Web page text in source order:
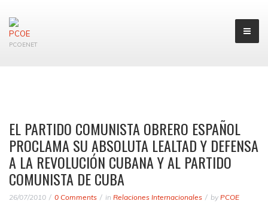
PCOENET
EL PARTIDO COMUNISTA OBRERO ESPAÑOL
PROCLAMA SU ABSOLUTA LEALTAD Y DEFENSA
A LA REVOLUCIÓN CUBANA Y AL PARTIDO
COMUNISTA DE CUBA
26/07/2010 0 Comments in Relaciones Internacionales by PCOE